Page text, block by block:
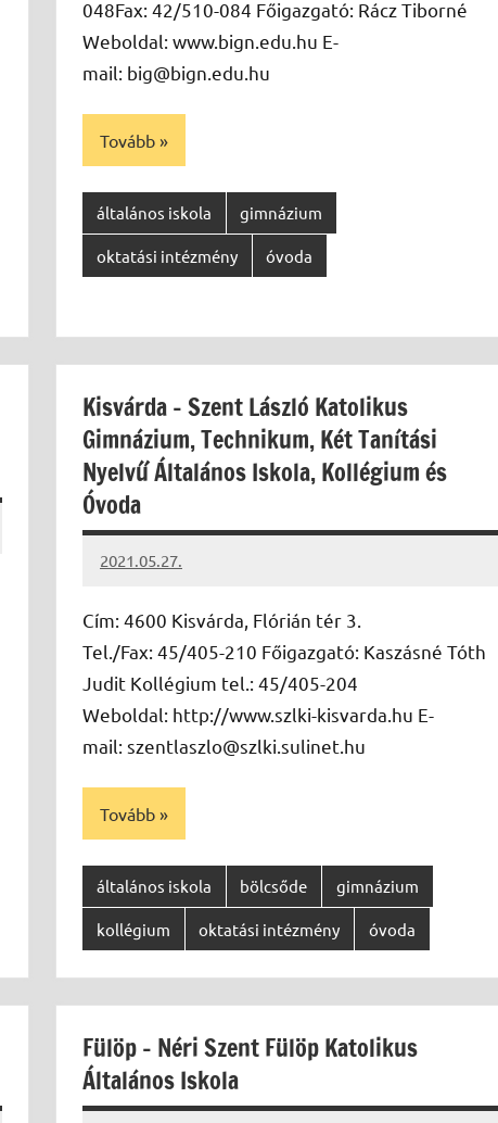
048Fax: 42/510-084 Főigazgató: Rácz Tiborné
Weboldal: www.bign.edu.hu E-
mail: big@bign.edu.hu
Tovább
általános iskola gimnázium
oktatási intézmény óvoda
Kisvárda – Szent László Katolikus
Gimnázium, Technikum, Két Tanítási
Nyelvű Általános Iskola, Kollégium és
Óvoda
2021.05.27.
Papp
Cím: 4600 Kisvárda, Flórián tér 3.
Tel./Fax: 45/405-210 Főigazgató: Kaszásné Tóth
Judit Kollégium tel.: 45/405-204
Weboldal: http://www.szlki-kisvarda.hu E-
mail: szentlaszlo@szlki.sulinet.hu
Tovább
általános iskola bölcsőde gimnázium
kollégium oktatási intézmény óvoda
Fülöp – Néri Szent Fülöp Katolikus
Általános Iskola